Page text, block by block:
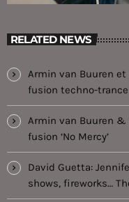
RELATED NEWS
Armin van Buuren
fusion techno-
Armin van Buuren &
fusion ‘No Mercy’
David Guetta:
shows, fireworks…